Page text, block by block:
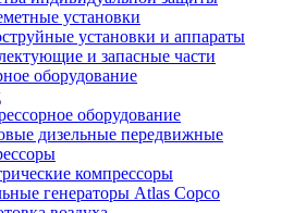
установки
установки и аппараты
и запасные части
оборудование
оборудование
дизельные передвижные
компрессоры
генераторы Atlas Copco